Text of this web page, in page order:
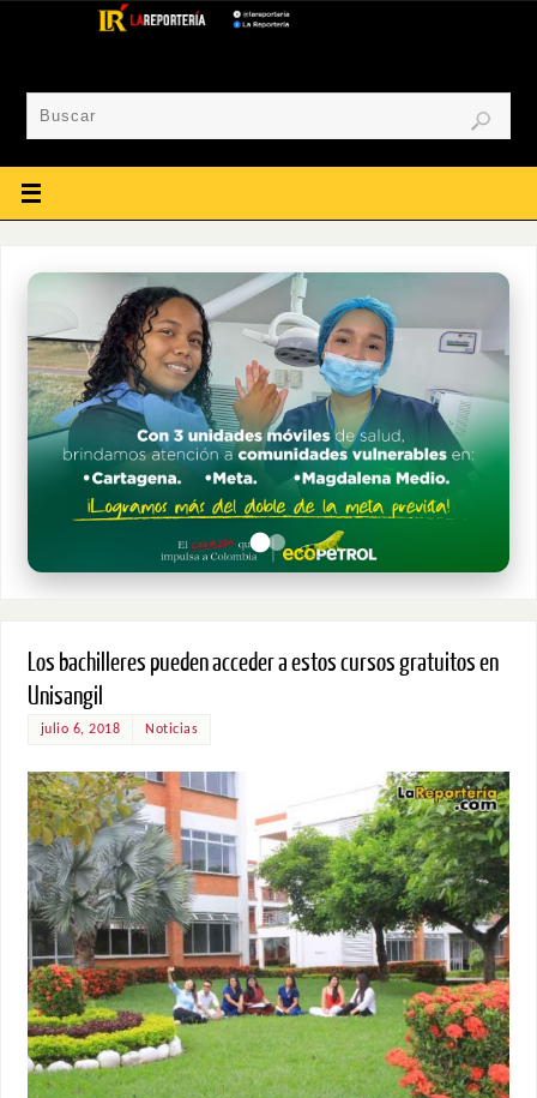
Los bachilleres pueden acceder a estos cursos gratuitos en
Unisangil
julio 6, 2018 Noticias